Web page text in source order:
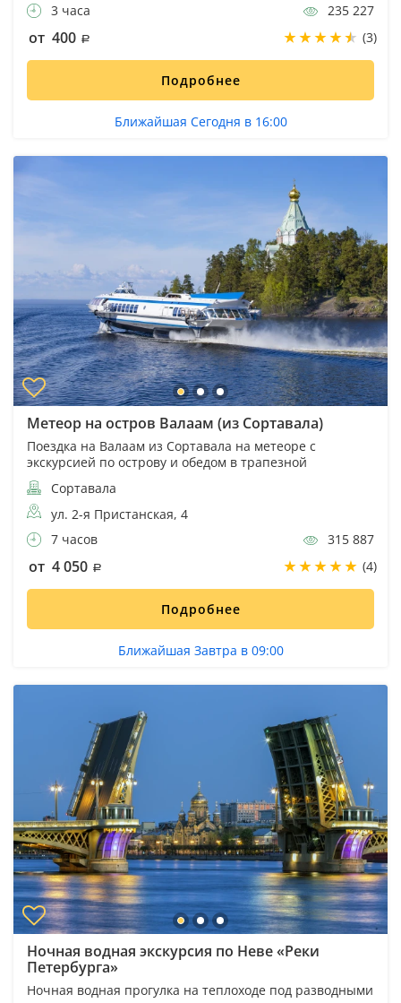
3 часа
235 227
от 400 (3)
Подробнее
Ближайшая Сегодня в 16:00
Метеор на остров Валаам (из Сортавала)
Поездка на Валаам из Сортавала на метеоре с
экскурсией по острову и обедом в трапезной
Сортавала
ул. 2-я Пристанская, 4
7 часов
315 887
от 4 050 (4)
Подробнее
Ближайшая Завтра в 09:00
Ночная водная экскурсия по Неве «Реки
Петербурга»
Ночная водная прогулка на теплоходе под разводными